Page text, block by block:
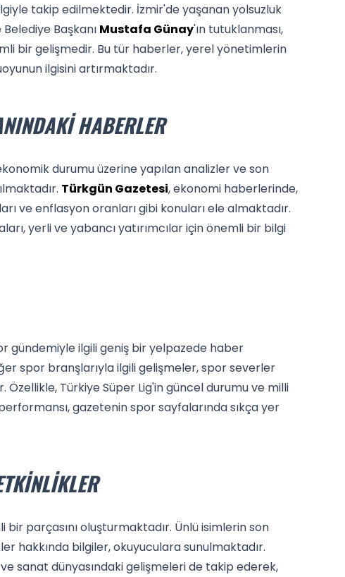
takip edilmektedir. İzmir'de yaşanan yolsuzluk
Başkanı Mustafa Günay'ın tutuklanması,
bir gelişmedir. Bu tür haberler, yerel yönetimlerin
ilgisini artırmaktadır.
HABERLER
durumu üzerine yapılan analizler ve son
Türkgün Gazetesi, ekonomi haberlerinde,
ve enflasyon oranları gibi konuları ele almaktadır.
yerli ve yabancı yatırımcılar için önemli bir bilgi
gündemiyle ilgili geniş bir yelpazede haber
spor branşlarıyla ilgili gelişmeler, spor severler
Türkiye Süper Lig'in güncel durumu ve milli
gazetenin spor sayfalarında sıkça yer
parçasını oluşturmaktadır. Ünlü isimlerin son
hakkında bilgiler, okuyuculara sunulmaktadır.
sanat dünyasındaki gelişmeleri de takip ederek,